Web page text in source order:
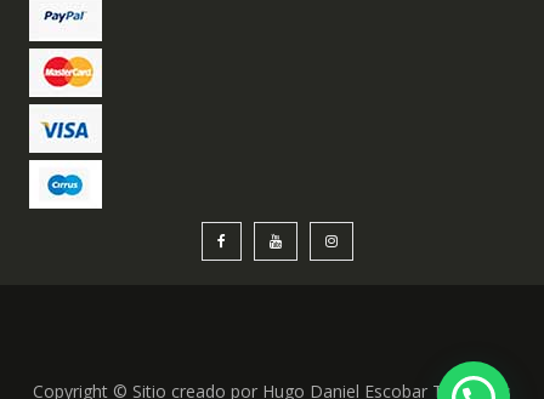
Copyright © Sitio creado por Hugo Daniel Escobar Todos los